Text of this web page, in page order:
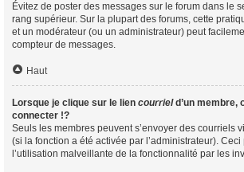
Évitez de poster des messages sur le forum dans le
rang supérieur. Sur la plupart des forums, cette
et un modérateur (ou un administrateur) peut
compteur de messages.
Haut
Lorsque je clique sur le lien courrield’un membre,
connecter !?
Seuls les membres peuvent s’envoyer des courriels
(si la fonction a été activée par l’administrateur).
l’utilisation malveillante de la fonctionnalité par les